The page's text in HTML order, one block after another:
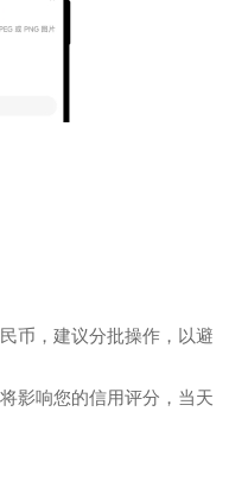
币，建议分批操作，以避
影响您的信用评分，当天